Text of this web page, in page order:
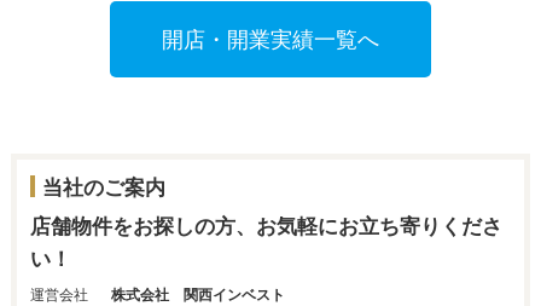
開店・開業実績一覧へ
当社のご案内
店舗物件をお探しの方、お気軽にお立ち寄りくださ
い！
運営会社
株式会社 関西インベスト